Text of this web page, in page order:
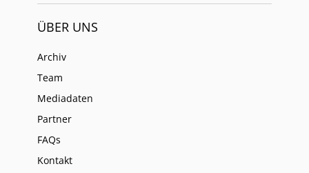
ÜBER UNS
Archiv
Team
Mediadaten
Partner
FAQs
Kontakt